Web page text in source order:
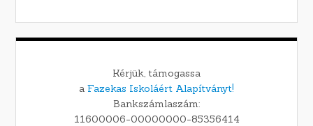
Kérjük, támogassa
a Fazekas Iskoláért Alapítványt!
Bankszámlaszám:
11600006-00000000-85356414